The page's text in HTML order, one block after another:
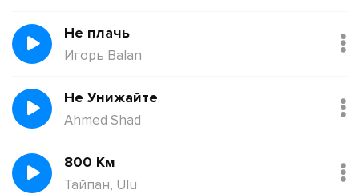
Не плачь
Игорь Balan
Не Унижайте
Ahmed Shad
800 Км
Тайпан, Ulu